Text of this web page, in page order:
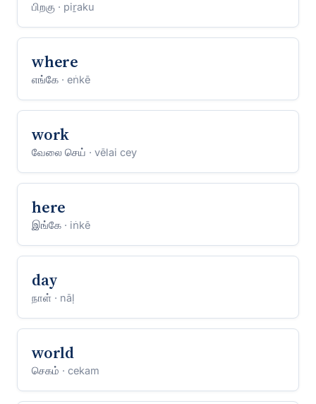
பிறகு · piṟaku
where
எங்கே · eṅkē
work
வேலை செய் · vēlai cey
here
இங்கே · iṅkē
day
நாள் · nāḷ
world
செகம் · cekam